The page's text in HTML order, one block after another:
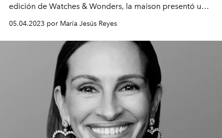
edición de Watches & Wonders, la maison presentó una
imprevisible invita a explorar y emocionarse.
05.04.2023 por María Jesús Reyes